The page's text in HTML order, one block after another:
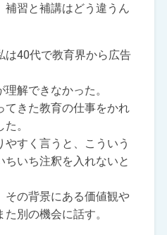
習と補講はどう違うん
40代で教育界から広告
解できなかった。
きた教育の仕事をかれ
。
すく言うと、こういう
ちいち注釈を入れないと
の背景にある価値観や
別の機会に話す。